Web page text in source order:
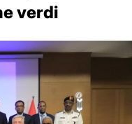
verdi